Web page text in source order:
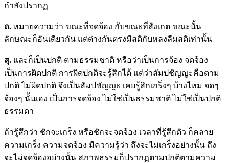
กำลังปรากฏ
ถ. หมายความว่า ขณะที่จดจ้อง กับขณะที่สังเกต ขณะนั้น
ลักษณะก็อันเดียวกัน แต่ต่างกันตรงมีสติกับหลงลืมสติเท่านั้น
สุ. และก็เป็นปกติ ตามธรรมชาติ หรือว่าเป็นการจ้อง จดจ้อง
เป็นการผิดปกติ การผิดปกติจะรู้สึกได้ แต่ว่าสัมปชัญญะคือตาม
ปกติ ไม่ผิดปกติ จึงเป็นสัมปชัญญะ เคยรู้สึกเกร็งๆ บ้างไหม จดๆ
จ้องๆ นั้นเอง เป็นการจดจ้อง ไม่ใช่เป็นธรรมชาติ ไม่ใช่เป็นปกติ
ธรรมดา
ถ้ารู้สึกว่า ชักจะเกร็ง หรือชักจะจดจ้อง เวลาที่รู้สึกตัว ก็คลาย
ความเกร็ง ความจดจ้อง มีความรู้ว่า ถึงจะไม่เกร็งอย่างนั้น ถึง
จะไม่จดจ้องอย่างนั้น สภาพธรรมก็ปรากฏตามปกติตามความ